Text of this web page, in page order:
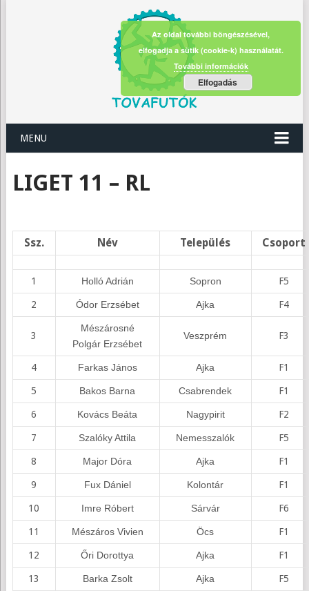
MENU
LIGET 11 – RL
Ssz. Név Település Csoport
1 Holló Adrián Sopron F5
2 Ódor Erzsébet Ajka F4
3
Mészárosné
Polgár Erzsébet
Veszprém F3
4 Farkas János Ajka F1
5 Bakos Barna Csabrendek F1
6 Kovács Beáta Nagypirit F2
7 Szalóky Attila Nemesszalók F5
8 Major Dóra Ajka F1
9 Fux Dániel Kolontár F1
10 Imre Róbert Sárvár F6
11 Mészáros Vivien Öcs F1
12 Őri Dorottya Ajka F1
13 Barka Zsolt Ajka F5
Az oldal további böngészésével,
elfogadja a sütik (cookie-k) használatát.
További információk
Elfogadás